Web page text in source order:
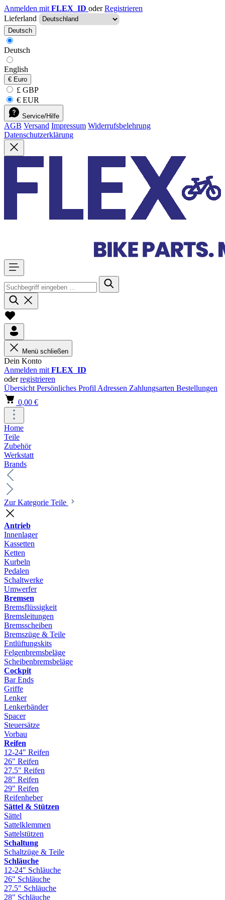
Anmelden mit FLEX_ID oder Registrieren
Lieferland
Deutsch
Deutsch
English
€ Euro
£ GBP
€ EUR
Service/Hilfe
AGB Versand Impressum Widerrufsbelehrung
Datenschutzerklärung
Menü schließen
Dein Konto
Anmelden mit FLEX_ID
oderregistrieren
Übersicht Persönliches Profil Adressen Zahlungsarten Bestellungen
0,00 €
Home
Teile
Zubehör
Werkstatt
Brands
Zur Kategorie Teile
Antrieb
Innenlager
Kassetten
Ketten
Kurbeln
Pedalen
Schaltwerke
Umwerfer
Bremsen
Bremsflüssigkeit
Bremsleitungen
Bremsscheiben
Bremszüge & Teile
Entlüftungskits
Felgenbremsbeläge
Scheibenbremsbeläge
Cockpit
Bar Ends
Griffe
Lenker
Lenkerbänder
Spacer
Steuersätze
Vorbau
Reifen
12-24" Reifen
26" Reifen
27.5" Reifen
28" Reifen
29" Reifen
Reifenheber
Sättel & Stützen
Sättel
Sattelklemmen
Sattelstützen
Schaltung
Schaltzüge & Teile
Schläuche
12-24" Schläuche
26" Schläuche
27.5" Schläuche
28" Schläuche